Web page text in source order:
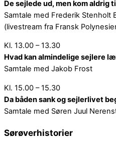
De sejlede ud, men kom aldrig
Samtale med Frederik Stenholt
(livestream fra Fransk
Kl. 13.00 – 13.30
Hvad kan almindelige sejlere
Samtale med Jakob Frost
Kl. 15.00 – 15.30
Da båden sank og sejlerlivet
Samtale med Søren Juul
Sørøverhistorier